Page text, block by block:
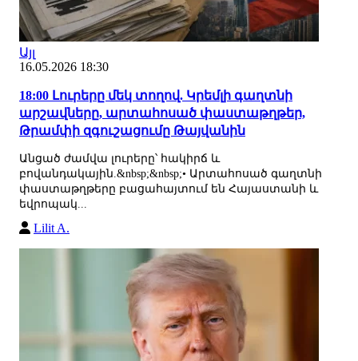
Այլ
16.05.2026 18:30
18:00 Լուրերը մեկ տողով. Կրեմլի գաղտնի
արշավները, արտահոսած փաստաթղթեր,
Թրամփի զգուշացումը Թայվանին
Անցած ժամվա լուրերը՝ հակիրճ և
բովանդակային.&nbsp;&nbsp;• Արտահոսած գաղտնի
փաստաթղթերը բացահայտում են Հայաստանի և
եվրոպակ...
Lilit A.